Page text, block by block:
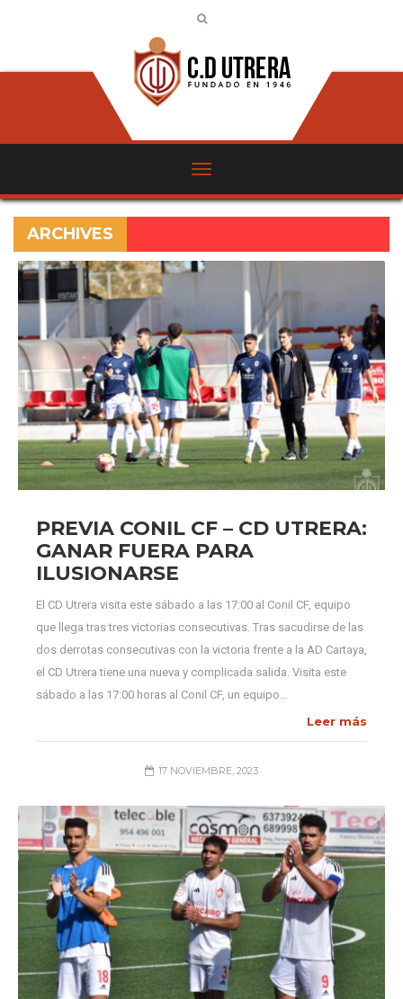
ARCHIVES
PREVIA CONIL CF – CD UTRERA:
GANAR FUERA PARA
ILUSIONARSE
El CD Utrera visita este sábado a las 17:00 al Conil CF, equipo
que llega tras tres victorias consecutivas. Tras sacudirse de las
dos derrotas consecutivas con la victoria frente a la AD Cartaya,
el CD Utrera tiene una nueva y complicada salida. Visita este
sábado a las 17:00 horas al Conil CF, un equipo…
Leer más
17 NOVIEMBRE, 2023